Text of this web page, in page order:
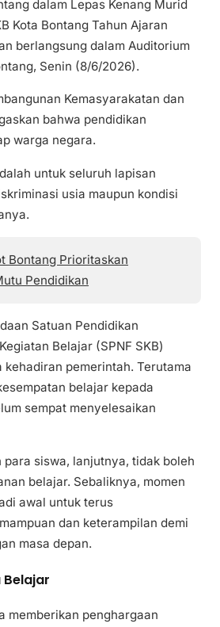
dalam Lepas Kenang Murid
Kota Bontang Tahun Ajaran
berlangsung dalam Auditorium
Senin (8/6/2026).
Kemasyarakatan dan
bahwa pendidikan
warga negara.
untuk seluruh lapisan
usia maupun kondisi
Bontang Prioritaskan
Pendidikan
Satuan Pendidikan
Belajar (SPNF SKB)
kehadiran pemerintah. Terutama
belajar kepada
sempat menyelesaikan
para siswa, lanjutnya, tidak boleh
belajar. Sebaliknya, momen
awal untuk terus
dan keterampilan demi
masa depan.
memberikan penghargaan